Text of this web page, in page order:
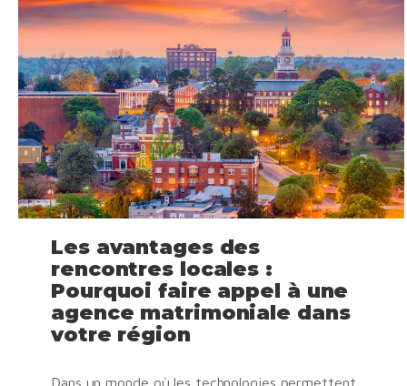
Les avantages des
rencontres locales :
Pourquoi faire appel à une
agence matrimoniale dans
votre région
Dans un monde où les technologies permettent